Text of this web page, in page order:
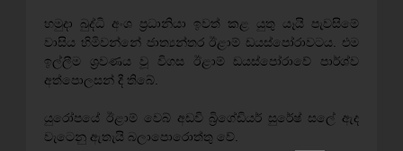
හමුදා බුද්ධි අංශ ප්‍රධානියා ඉවත් කළ යුතු යෑයි පැවසිමේ
වාසිය හිමිවන්නේ ජාත්‍යන්තර ඊළාම් ඩයස්‌පෝරාවටය. එම
ඉල්ලීම ශ්‍රවණය වූ විගස ඊළාම් ඩයස්‌පෝරාවේ පාර්ශ්ව
අත්පොලසන් දී තිබේ.
යුරෝපයේ ඊළාම් වෙබ් අඩවි බ්‍රිගේඩියර් සුරේෂ් සලේ ඇද
වැටෙනු ඇතැයි බලාපොරොත්තු වේ.